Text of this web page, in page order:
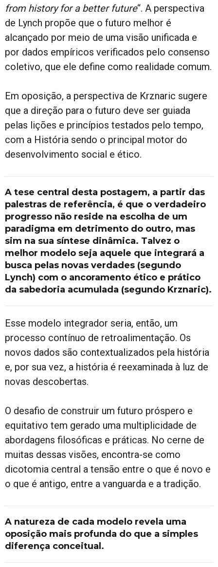
from history for a better future“. A perspectiva
de Lynch propõe que o futuro melhor é
alcançado por meio de uma visão unificada e
por dados empíricos verificados pelo consenso
coletivo, que ele define como realidade comum.
Em oposição, a perspectiva de Krznaric sugere
que a direção para o futuro deve ser guiada
pelas lições e princípios testados pelo tempo,
com a História sendo o principal motor do
desenvolvimento social e ético.
A tese central desta postagem, a partir das
palestras de referência, é que o verdadeiro
progresso não reside na escolha de um
paradigma em detrimento do outro, mas
sim na sua síntese dinâmica. Talvez o
melhor modelo seja aquele que integrará a
busca pelas novas verdades (segundo
Lynch) com o ancoramento ético e prático
da sabedoria acumulada (segundo Krznaric).
Esse modelo integrador seria, então, um
processo contínuo de retroalimentação. Os
novos dados são contextualizados pela história
e, por sua vez, a história é reexaminada à luz de
novas descobertas.
O desafio de construir um futuro próspero e
equitativo tem gerado uma multiplicidade de
abordagens filosóficas e práticas. No cerne de
muitas dessas visões, encontra-se como
dicotomia central a tensão entre o que é novo e
o que é antigo, entre a vanguarda e a tradição.
A natureza de cada modelo revela uma
oposição mais profunda do que a simples
diferença conceitual.